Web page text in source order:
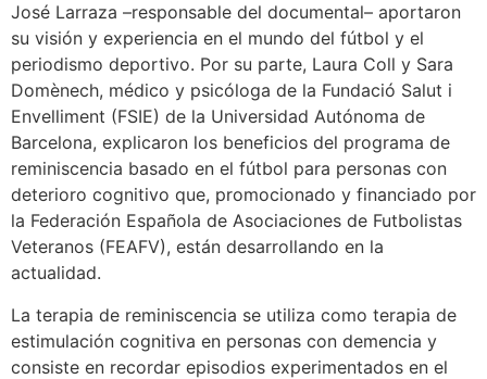
José Larraza –responsable del documental– aportaron
su visión y experiencia en el mundo del fútbol y el
periodismo deportivo. Por su parte, Laura Coll y Sara
Domènech, médico y psicóloga de la Fundació Salut i
Envelliment (FSIE) de la Universidad Autónoma de
Barcelona, explicaron los beneficios del programa de
reminiscencia basado en el fútbol para personas con
deterioro cognitivo que, promocionado y financiado por
la Federación Española de Asociaciones de Futbolistas
Veteranos (FEAFV), están desarrollando en la
actualidad.
La terapia de reminiscencia se utiliza como terapia de
estimulación cognitiva en personas con demencia y
consiste en recordar episodios experimentados en el